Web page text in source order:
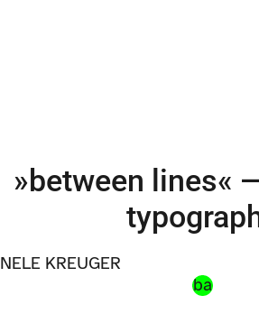
»between lines«
NELE KREUGER
ba